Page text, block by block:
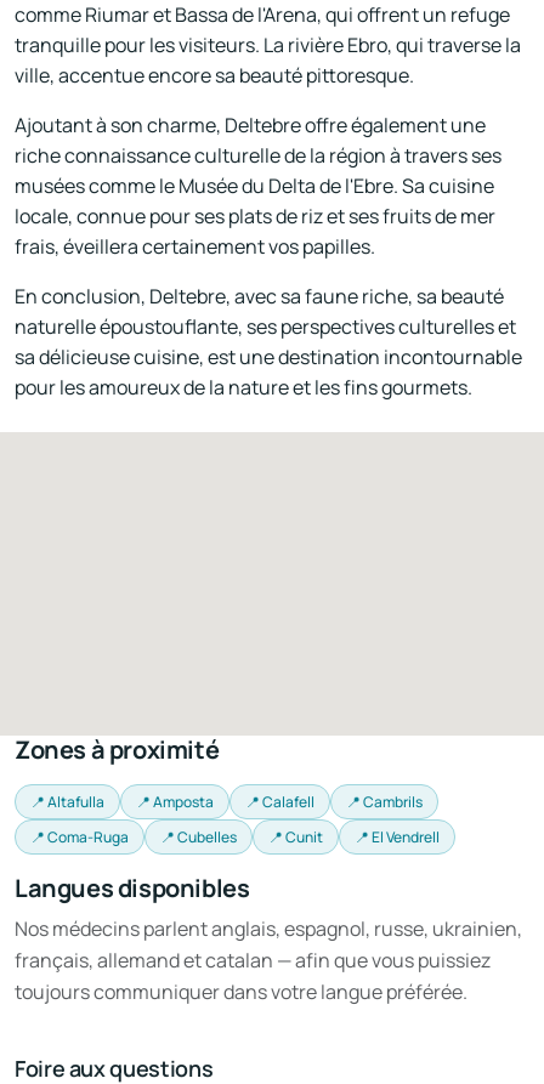
comme Riumar et Bassa de l'Arena, qui offrent un refuge
tranquille pour les visiteurs. La rivière Ebro, qui traverse la
ville, accentue encore sa beauté pittoresque.
Ajoutant à son charme, Deltebre offre également une
riche connaissance culturelle de la région à travers ses
musées comme le Musée du Delta de l'Ebre. Sa cuisine
locale, connue pour ses plats de riz et ses fruits de mer
frais, éveillera certainement vos papilles.
En conclusion, Deltebre, avec sa faune riche, sa beauté
naturelle époustouflante, ses perspectives culturelles et
sa délicieuse cuisine, est une destination incontournable
pour les amoureux de la nature et les fins gourmets.
Zones à proximité
📍 Altafulla 📍 Amposta 📍 Calafell
📍 Cambrils
📍 Coma-Ruga
📍 Cubelles 📍 Cunit 📍 El Vendrell
Langues disponibles
Nos médecins parlent anglais, espagnol, russe, ukrainien,
français, allemand et catalan — afin que vous puissiez
toujours communiquer dans votre langue préférée.
Foire aux questions